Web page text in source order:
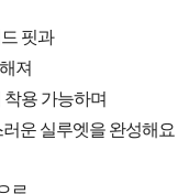
핏과
져
용 가능하며
운 실루엣을 완성해요